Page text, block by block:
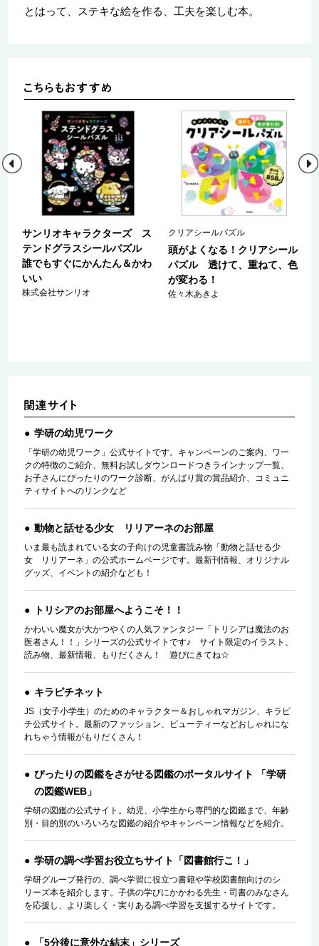
とはって、ステキな絵を作る、工夫を楽しむ本。
サンリオキャラクターズ ス
テンドグラスシールパズル
誰でもすぐにかんたん＆かわ
いい
株式会社サンリオ
クリアシールパズル
頭がよくなる！クリアシール
パズル 透けて、重ねて、色
が変わる！
佐々木あきよ
学研の幼児ワーク
「学研の幼児ワーク」公式サイトです。キャンペーンのご案内、ワー
クの特徴のご紹介、無料お試しダウンロードつきラインナップ一覧、
お子さんにぴったりのワーク診断、がんばり賞の賞品紹介、コミュニ
ティサイトへのリンクなど
動物と話せる少女 リリアーネのお部屋
いま最も読まれている女の子向けの児童書読み物「動物と話せる少
女 リリアーネ」の公式ホームページです。最新刊情報、オリジナル
グッズ、イベントの紹介なども！
トリシアのお部屋へようこそ！！
かわいい魔女が大かつやくの人気ファンタジー「トリシアは魔法のお
医者さん！！」シリーズの公式サイトです♪ サイト限定のイラスト、
読み物、最新情報、もりだくさん！ 遊びにきてね☆
キラピチネット
JS（女子小学生）のためのキャラクター＆おしゃれマガジン、キラピ
チ公式サイト。最新のファッション、ビューティーなどおしゃれにな
れちゃう情報がもりだくさん！
ぴったりの図鑑をさがせる図鑑のポータルサイト 「学研
の図鑑WEB」
学研の図鑑の公式サイト。幼児、小学生から専門的な図鑑まで、年齢
別・目的別のいろいろな図鑑の紹介やキャンペーン情報などを紹介。
学研の調べ学習お役立ちサイト「図書館行こ！」
学研グループ発行の、調べ学習に役立つ書籍や学校図書館向けのシ
リーズ本を紹介します。子供の学びにかかわる先生・司書のみなさん
を応援し、より楽しく・実りある調べ学習を支援するサイトです。
「5分後に意外な結末」シリーズ